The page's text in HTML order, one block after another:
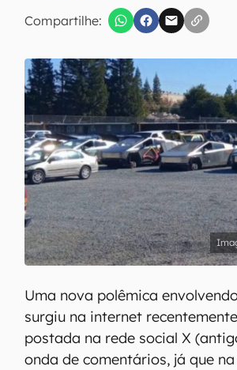
Compartilhe:
Confirmo que li, aceito e
Uma nova polêmica
surgiu na internet
postada na rede social X
onda de comentários, já que